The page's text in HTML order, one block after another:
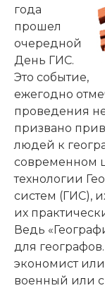
года
прошел
очередной
День ГИС.
Это событие,
ежегодно
проведения
призвано
людей к
современном
технологии
систем (ГИС),
их
Ведь
для
экономист
военный или